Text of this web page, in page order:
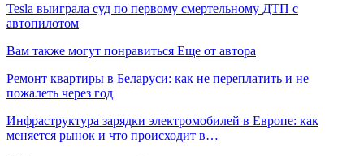
Tesla выиграла суд по первому смертельному ДТП с
автопилотом
Вам также могут понравиться Еще от автора
Ремонт квартиры в Беларуси: как не переплатить и не
пожалеть через год
Инфраструктура зарядки электромобилей в Европе: как
меняется рынок и что происходит в…